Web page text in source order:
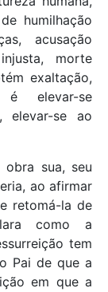
humilhação
acusação
morte
exaltação,
elevar-se
elevar-se ao
sua, seu
ao afirmar
retomá-la de
como a
tem
Pai de que a
em que a